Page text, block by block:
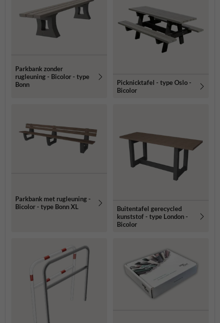
Parkbank zonder
rugleuning - Bicolor - type
Bonn
Picknicktafel - type Oslo -
Bicolor
Parkbank met rugleuning -
Bicolor - type Bonn XL
Buitentafel gerecycled
kunststof - type London -
Bicolor